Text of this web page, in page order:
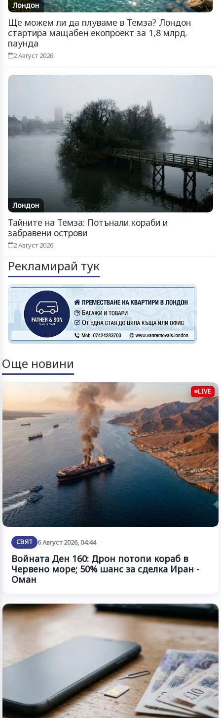
Лондон
Ще можем ли да плуваме в Темза? Лондон
стартира мащабен екопроект за 1,8 млрд.
паунда
2 Август 2026
Лондон
Тайните на Темза: Потънали кораби и
забравени острови
2 Август 2026
Рекламирай тук
Още новини
LIVE
СВЯТ 6 Август 2026, 04:44
Войната Ден 160: Дрон потопи кораб в
Червено море; 50% шанс за сделка Иран -
Оман